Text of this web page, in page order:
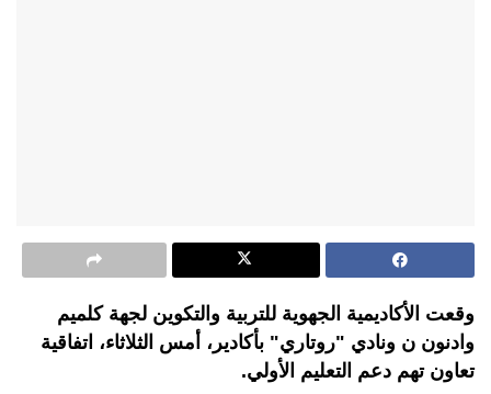
وقعت الأكاديمية الجهوية للتربية والتكوين لجهة كلميم
وادنون ن ونادي "روتاري" بأكادير، أمس الثلاثاء، اتفاقية
تعاون تهم دعم التعليم الأولي.